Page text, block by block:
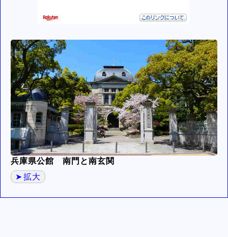
兵庫県公館 南門と南玄関
拡大